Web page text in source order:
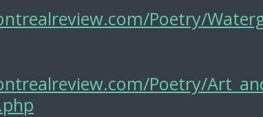
Poetry/
Poetry/